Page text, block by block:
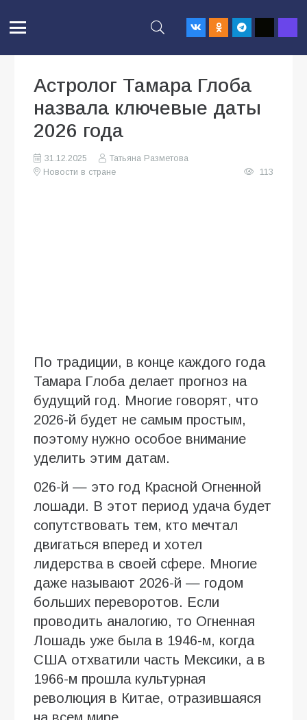
Астролог Тамара Глоба
назвала ключевые даты
2026 года
31.12.2025
Татьяна Разметова
Новости в стране
113
По традиции, в конце каждого года
Тамара Глоба делает прогноз на
будущий год. Многие говорят, что
2026-й будет не самым простым,
поэтому нужно особое внимание
уделить этим датам.
026-й — это год Красной Огненной
лошади. В этот период удача будет
сопутствовать тем, кто мечтал
двигаться вперед и хотел
лидерства в своей сфере. Многие
даже называют 2026-й — годом
больших переворотов. Если
проводить аналогию, то Огненная
Лошадь уже была в 1946-м, когда
США отхватили часть Мексики, а в
1966-м прошла культурная
революция в Китае, отразившаяся